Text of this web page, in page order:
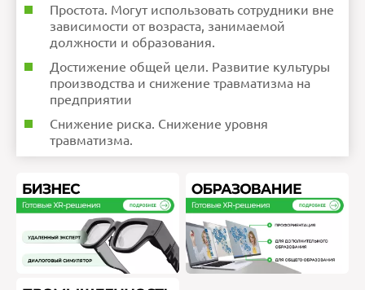
Простота. Могут использовать сотрудники вне
зависимости от возраста, занимаемой
должности и образования.
Достижение общей цели. Развитие культуры
производства и снижение травматизма на
предприятии
Снижение риска. Снижение уровня
травматизма.